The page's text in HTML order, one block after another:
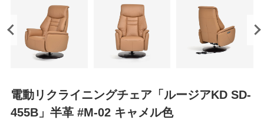
電動リクライニングチェア「ルージアKD SD-
455B」半革 #M-02 キャメル色